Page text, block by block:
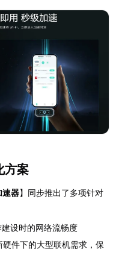
方案
速器】同步推出了多项针对
建设时的网络流畅度
件下的大型联机需求，保